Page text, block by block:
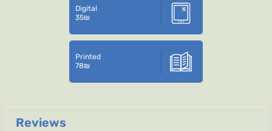
Digital
35₪
Printed
78₪
Reviews